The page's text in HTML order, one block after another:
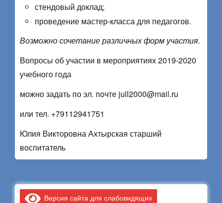
стендовый доклад;
проведение мастер-класса для педагогов.
Возможно сочетание различных форм участия.
Вопросы об участии в мероприятиях 2019-2020
учебного года
можно задать по эл. почте jull2000@mail.ru
или тел. +79112941751
Юлия Викторовна Ахтырская старший
воспитатель
Версия сайта для слабовидящих